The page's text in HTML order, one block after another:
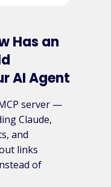
Has an
AI Agent
server —
Claude,
and
links
of